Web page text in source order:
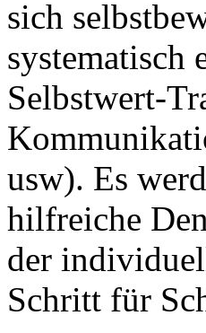
sich
systematisch
Selbstwert-
usw). Es
hilfreiche
der
Schritt für